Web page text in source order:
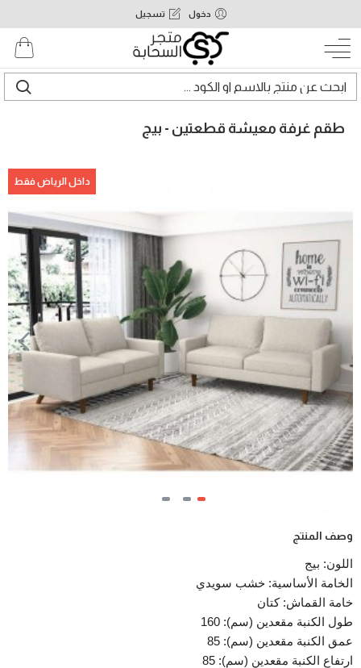
دخول تسجيل
طقم غرفة معيشة قطعتين - بيج
داخل الرياض فقط
وصف المنتج
اللون: بيج
الخامة الأساسية: خشب سويدي
خامة القماش: كتان
طول الكنبة مقعدين (سم): 160
عمق الكنبة مقعدين (سم): 85
ارتفاع الكنبة مقعدين (سم): 85